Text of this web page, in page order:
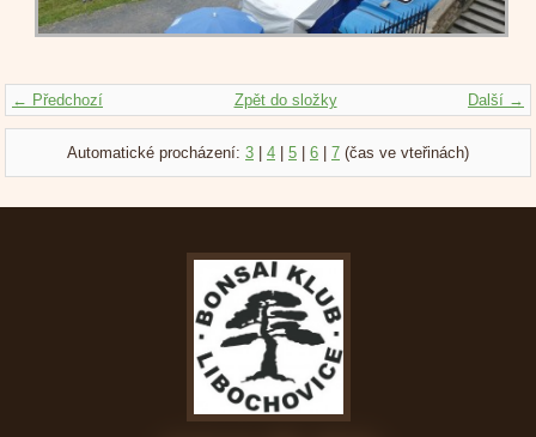
← Předchozí Další →
Zpět do složky
Automatické procházení: 3 4 5 6 7 (čas ve vteřinách)